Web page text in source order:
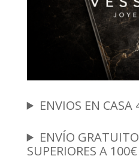
ENVIOS EN CASA
ENVÍO
SUPERIORES A 100€